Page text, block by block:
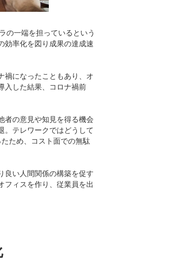
の一端を担っているという
効率化を図り成果の達成速
禍になったこともあり、オ
入した結果、コロナ禍前
者の意見や知見を得る機会
。テレワークではどうして
ため、コスト面での無駄
良い人間関係の構築を促す
フィスを作り、従業員を出